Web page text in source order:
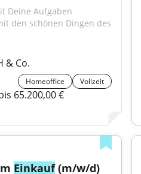
Deine Aufgaben
den schönen Dingen des
& Co.
Homeoffice Vollzeit
65.200,00 €
Einkauf (m/w/d)